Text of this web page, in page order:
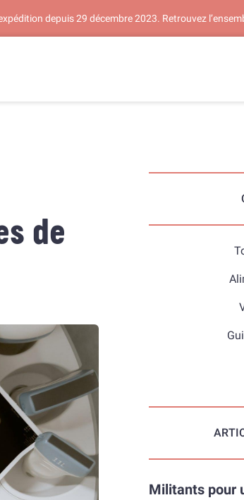
depuis 29 décembre 2023. Retrouvez
de
Militants pour un monde meilleur :